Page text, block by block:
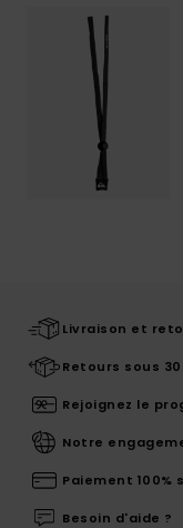
Livraison et
Retours sous
Rejoignez le
Notre
Paiement 100%
Besoin d'aide ?